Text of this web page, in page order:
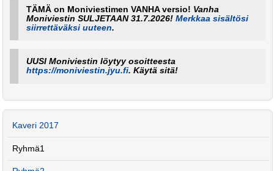
TÄMÄ on Moniviestimen VANHA versio! Vanha
Moniviestin SULJETAAN 31.7.2026!Merkkaa sisältösi
siirrettäväksi uuteen.
UUSI Moniviestin löytyy osoitteesta
https://moniviestin.jyu.fi. Käytä sitä!
Kaveri 2017
Ryhmä1